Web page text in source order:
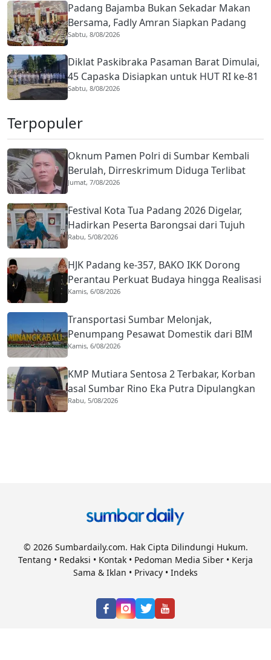
Padang Bajamba Bukan Sekadar Makan
Bersama, Fadly Amran Siapkan Padang
Menuju Kota Gastronomi Dunia
Sabtu, 8/08/2026
Diklat Paskibraka Pasaman Barat Dimulai,
45 Capaska Disiapkan untuk HUT RI ke-81
Sabtu, 8/08/2026
Terpopuler
Oknum Pamen Polri di Sumbar Kembali
Berulah, Dirreskrimum Diduga Terlibat
Kekerasan dengan Seorang Sopir
Jumat, 7/08/2026
Festival Kota Tua Padang 2026 Digelar,
Hadirkan Peserta Barongsai dari Tujuh
Negara
Rabu, 5/08/2026
HJK Padang ke-357, BAKO IKK Dorong
Perantau Perkuat Budaya hingga Realisasi
Kota Gastronomi
Kamis, 6/08/2026
Transportasi Sumbar Melonjak,
Penumpang Pesawat Domestik dari BIM
Naik Hampir 33 Persen
Kamis, 6/08/2026
KMP Mutiara Sentosa 2 Terbakar, Korban
asal Sumbar Rino Eka Putra Dipulangkan
ke Agam
Rabu, 5/08/2026
© 2026 Sumbardaily.com. Hak Cipta Dilindungi Hukum.
Tentang • Redaksi • Kontak • Pedoman Media Siber • Kerja
Sama & Iklan • Privacy • Indeks